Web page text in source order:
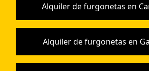
Alquiler de furgonetas en
Alquiler de furgonetas en